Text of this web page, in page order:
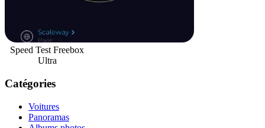
Speed Test Freebox
Ultra
Catégories
Voitures
Panoramas